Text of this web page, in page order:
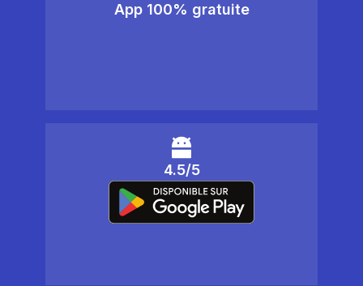
App 100% gratuite
4.5/5